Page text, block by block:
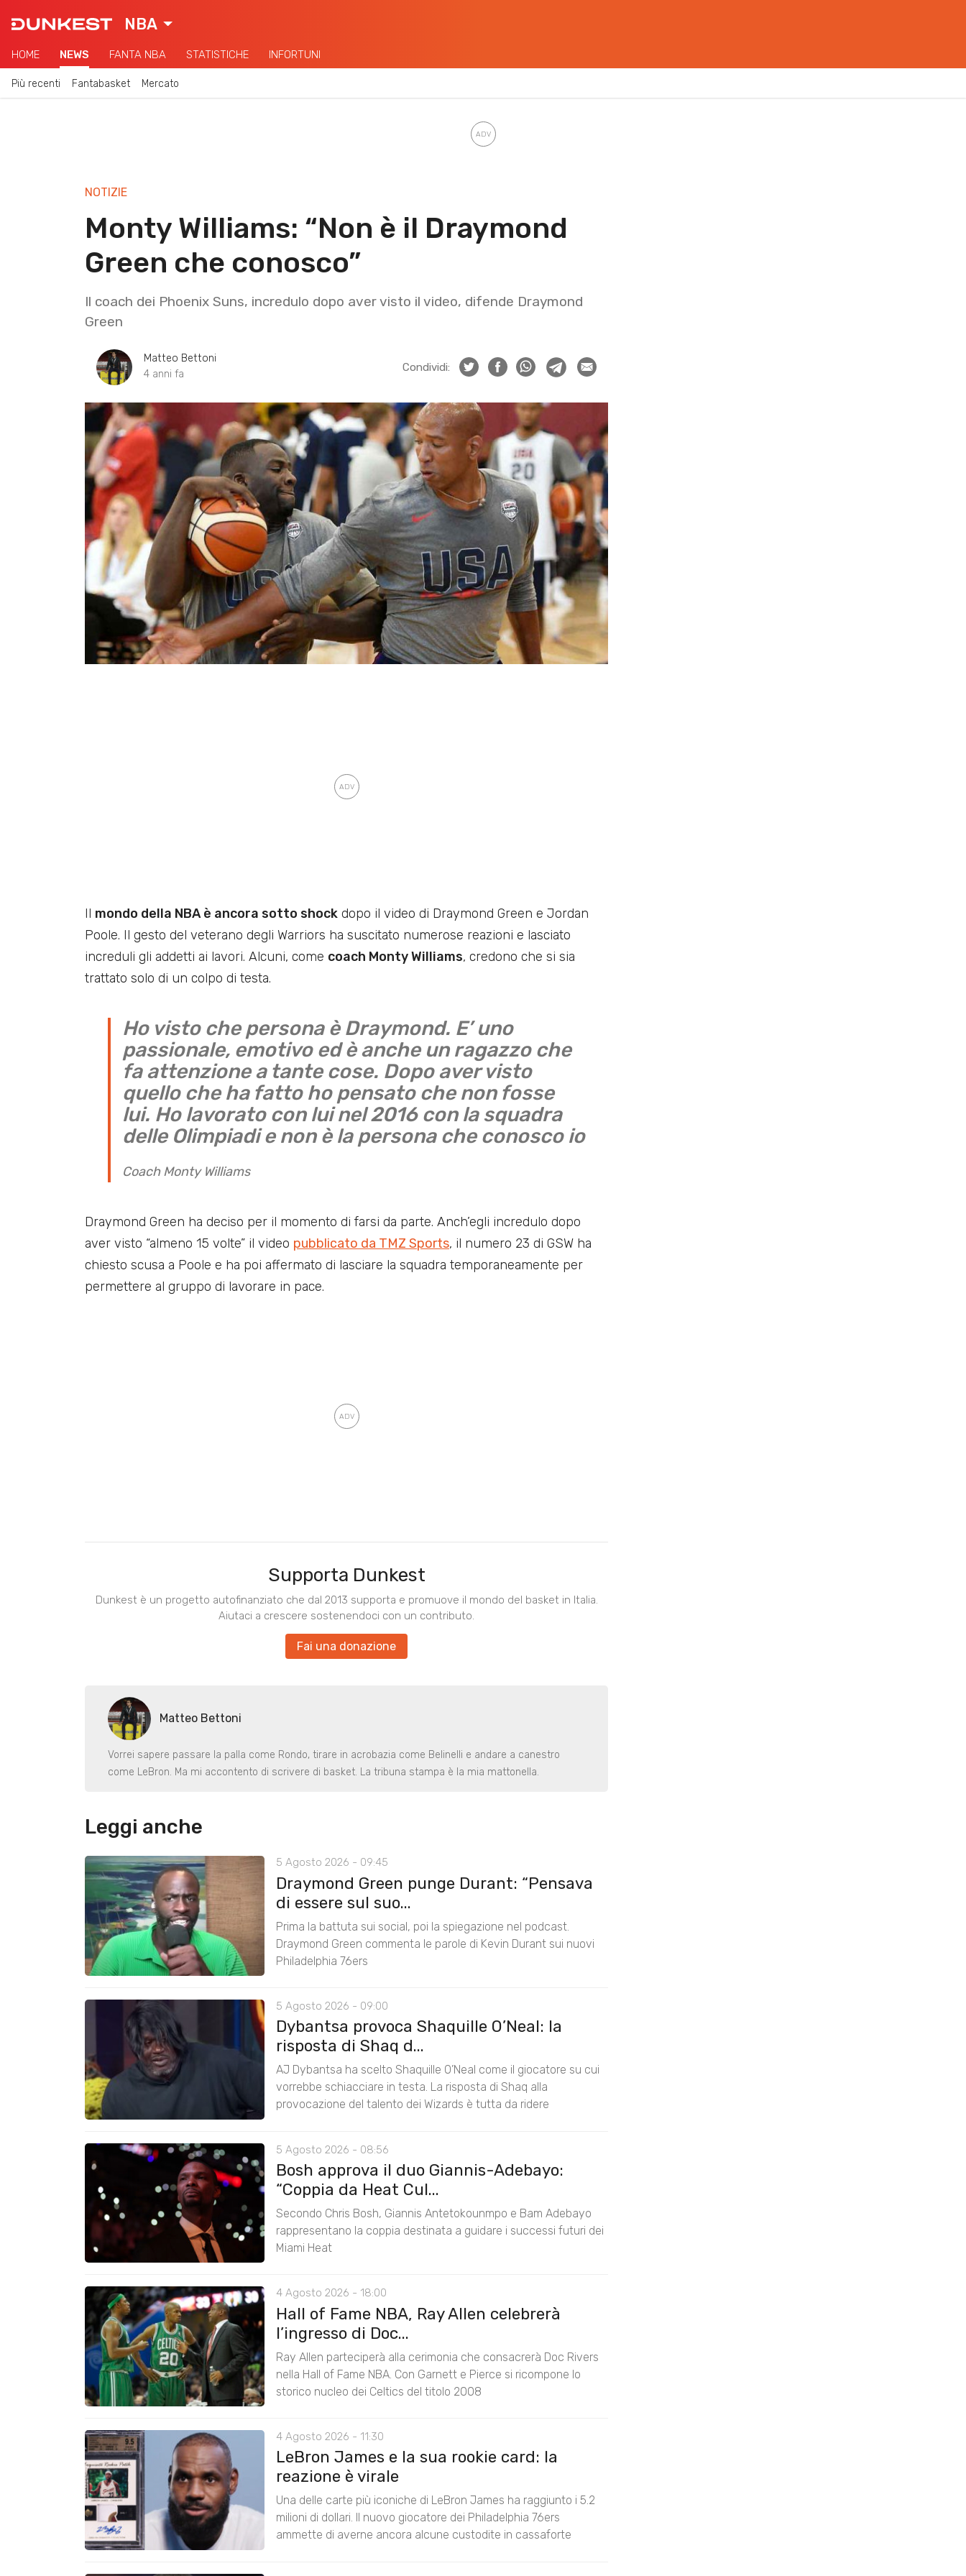
NBA
HOME NEWS FANTA NBA STATISTICHE INFORTUNI
Più recenti Fantabasket Mercato
NOTIZIE
Monty Williams: “Non è il Draymond
Green che conosco”
Il coach dei Phoenix Suns, incredulo dopo aver visto il video, difende Draymond
Green
Matteo Bettoni
4 anni fa
Condividi:
Il mondo della NBA è ancora sotto shock dopo il video di Draymond Green e Jordan
Poole. Il gesto del veterano degli Warriors ha suscitato numerose reazioni e lasciato
increduli gli addetti ai lavori. Alcuni, come coach Monty Williams, credono che si sia
trattato solo di un colpo di testa.
Ho visto che persona è Draymond. E’ uno
passionale, emotivo ed è anche un ragazzo che
fa attenzione a tante cose. Dopo aver visto
quello che ha fatto ho pensato che non fosse
lui. Ho lavorato con lui nel 2016 con la squadra
delle Olimpiadi e non è la persona che conosco io
Coach Monty Williams
Draymond Green ha deciso per il momento di farsi da parte. Anch’egli incredulo dopo
aver visto “almeno 15 volte” il video pubblicato da TMZ Sports, il numero 23 di GSW ha
chiesto scusa a Poole e ha poi affermato di lasciare la squadra temporaneamente per
permettere al gruppo di lavorare in pace.
Supporta Dunkest
Dunkest è un progetto autofinanziato che dal 2013 supporta e promuove il mondo del basket in Italia.
Aiutaci a crescere sostenendoci con un contributo.
Fai una donazione
Matteo Bettoni
Vorrei sapere passare la palla come Rondo, tirare in acrobazia come Belinelli e andare a canestro
come LeBron. Ma mi accontento di scrivere di basket. La tribuna stampa è la mia mattonella.
Leggi anche
5 Agosto 2026 - 09:45
Draymond Green punge Durant: “Pensava
di essere sul suo...
Prima la battuta sui social, poi la spiegazione nel podcast.
Draymond Green commenta le parole di Kevin Durant sui nuovi
Philadelphia 76ers
5 Agosto 2026 - 09:00
Dybantsa provoca Shaquille O’Neal: la
risposta di Shaq d...
AJ Dybantsa ha scelto Shaquille O’Neal come il giocatore su cui
vorrebbe schiacciare in testa. La risposta di Shaq alla
provocazione del talento dei Wizards è tutta da ridere
5 Agosto 2026 - 08:56
Bosh approva il duo Giannis-Adebayo:
“Coppia da Heat Cul...
Secondo Chris Bosh, Giannis Antetokounmpo e Bam Adebayo
rappresentano la coppia destinata a guidare i successi futuri dei
Miami Heat
4 Agosto 2026 - 18:00
Hall of Fame NBA, Ray Allen celebrerà
l’ingresso di Doc...
Ray Allen parteciperà alla cerimonia che consacrerà Doc Rivers
nella Hall of Fame NBA. Con Garnett e Pierce si ricompone lo
storico nucleo dei Celtics del titolo 2008
4 Agosto 2026 - 11:30
LeBron James e la sua rookie card: la
reazione è virale
Una delle carte più iconiche di LeBron James ha raggiunto i 5.2
milioni di dollari. Il nuovo giocatore dei Philadelphia 76ers
ammette di averne ancora alcune custodite in cassaforte